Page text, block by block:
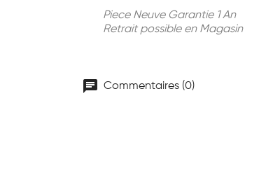
Piece Neuve Garantie 1 An
Retrait possible en Magasin
chat Commentaires (0)